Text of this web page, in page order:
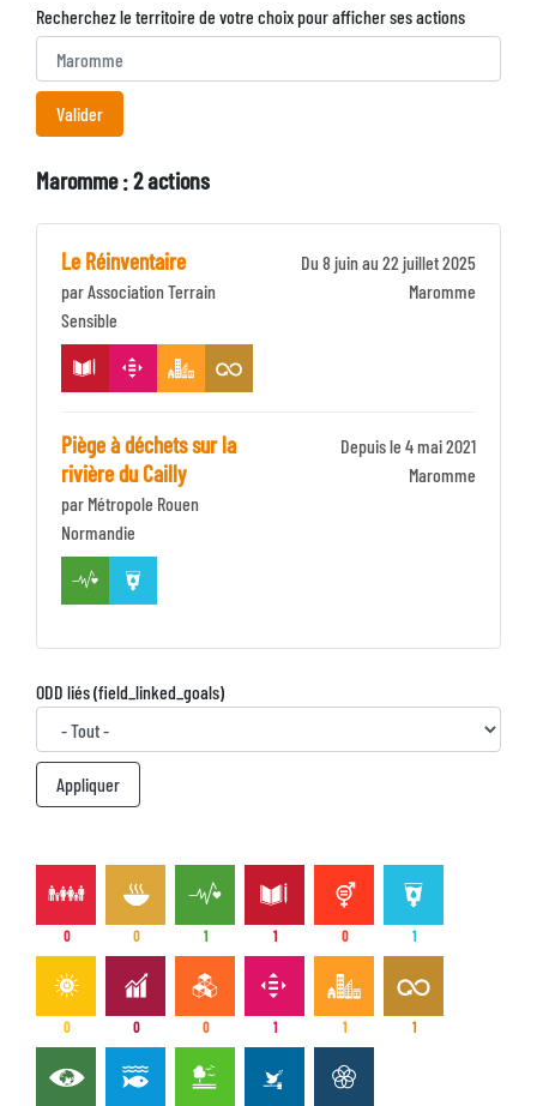
Recherchez le territoire de votre choix pour afficher ses actions
Maromme : 2 actions
Le Réinventaire
par Association Terrain
Sensible
Du 8 juin au 22 juillet 2025
Maromme
Piège à déchets sur la
rivière du Cailly
par Métropole Rouen
Normandie
Depuis le 4 mai 2021
Maromme
ODD liés (field_linked_goals)
0 0 1 1 0 1
0 0 0 1 1 1